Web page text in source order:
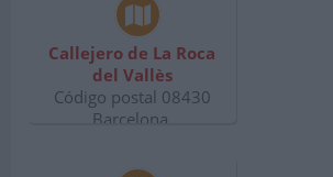
Callejero de La Roca
del Vallès
Código postal 08430
Barcelona.